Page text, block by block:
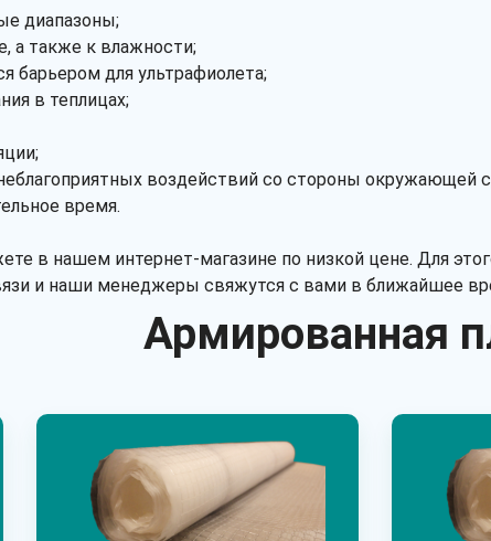
диапазоны;
а также к влажности;
барьером для ультрафиолета;
в теплицах;
воздействий со стороны окружающей
время.
в нашем интернет-магазине по низкой цене. Для
и наши менеджеры свяжутся с вами в ближайшее
Армированная